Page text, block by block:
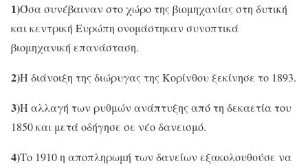
1)Όσα συνέβαιναν στο χώρο της βιομηχανίας στη δυτική
και κεντρική Ευρώπη ονομάστηκαν συνοπτικά
βιομηχανική επανάσταση.
2)Η διάνοιξη της διώρυγας της Κορίνθου ξεκίνησε το 1893.
3)Η αλλαγή των ρυθμών ανάπτυξης από τη δεκαετία του
1850 και μετά οδήγησε σε νέο δανεισμό.
4)Το 1910 η αποπληρωμή των δανείων εξακολουθούσε να